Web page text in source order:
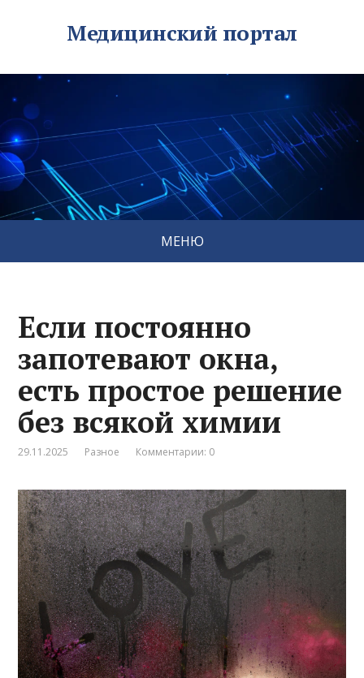
Медицинский портал
МЕНЮ
Если постоянно
запотевают окна,
есть простое решение
без всякой химии
29.11.2025 Разное Комментарии: 0